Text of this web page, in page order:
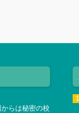
らは秘密の校